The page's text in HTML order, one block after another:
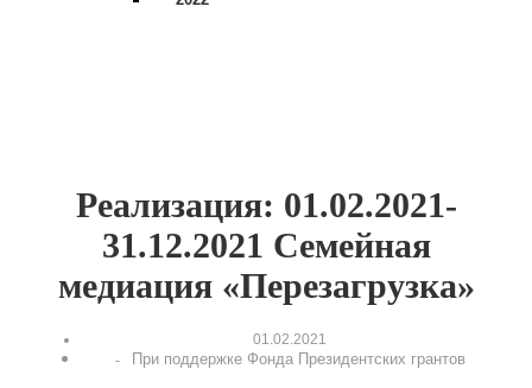
Реализация: 01.02.2021-
31.12.2021 Семейная
медиация «Перезагрузка»
01.02.2021
-
При поддержке Фонда Президентских грантов